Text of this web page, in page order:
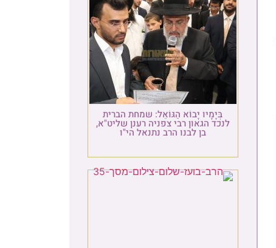
בְּיָמָיו יָבוֹא הַגּוֹאֵל: שמחת הברית
לנכד הגאון רבי צפניה רענן שליט"א,
בן לבנו הרב נתנאל הי"ו